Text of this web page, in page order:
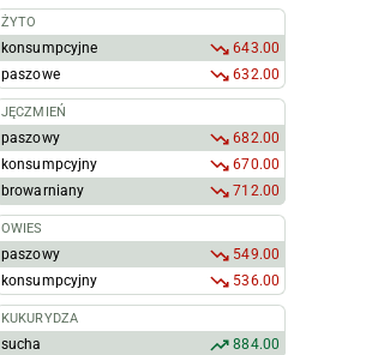
ŻYTO
konsumpcyjne
643.00
paszowe
632.00
JĘCZMIEŃ
paszowy
682.00
konsumpcyjny
670.00
browarniany
712.00
OWIES
paszowy
549.00
konsumpcyjny
536.00
KUKURYDZA
sucha 884.00